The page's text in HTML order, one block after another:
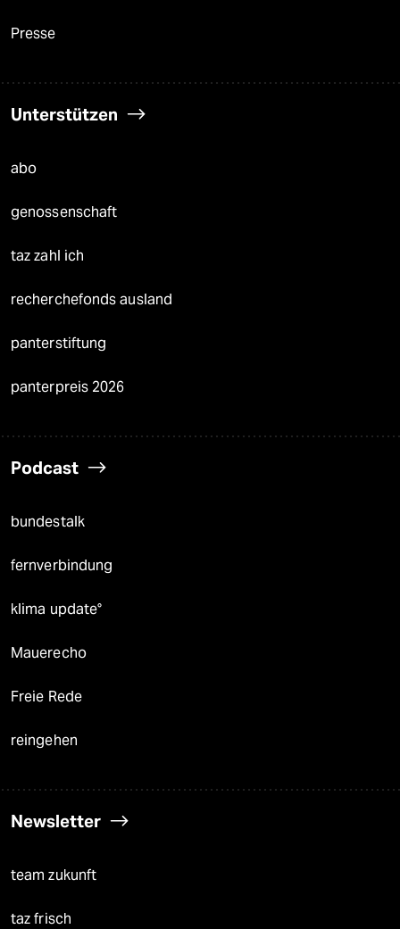
Presse
Unterstützen
abo
genossenschaft
taz zahl ich
recherchefonds ausland
panterstiftung
panterpreis 2026
Podcast
bundestalk
fernverbindung
klima update°
Mauerecho
Freie Rede
reingehen
Newsletter
team zukunft
taz frisch